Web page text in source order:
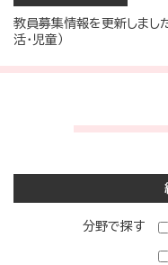
教員募集情報を更新しました
活・児童）
分野で探す